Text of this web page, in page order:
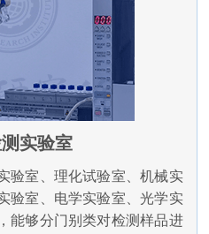
实验室
验室、理化试验室、机械实
验室、电学实验室、光学实
能够分门别类对检测样品进